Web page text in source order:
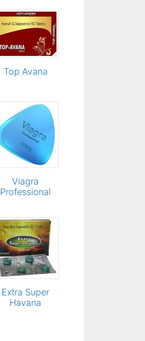
Top Avana
Viagra
Professional
Extra Super
Havana